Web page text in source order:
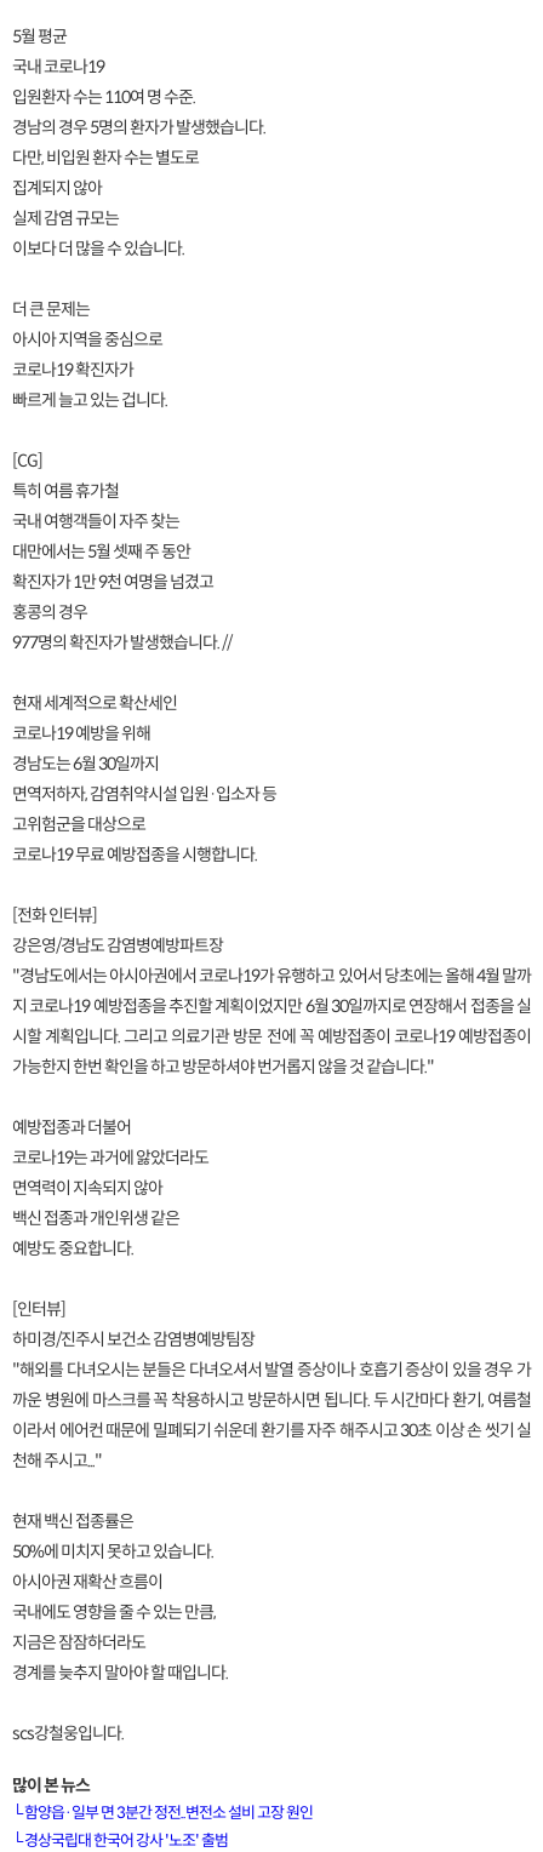
5월 평균
국내 코로나19
입원환자 수는 110여 명 수준.
경남의 경우 5명의 환자가 발생했습니다.
다만, 비입원 환자 수는 별도로
집계되지 않아
실제 감염 규모는
이보다 더 많을 수 있습니다.
더 큰 문제는
아시아 지역을 중심으로
코로나19 확진자가
빠르게 늘고 있는 겁니다.
[CG]
특히 여름 휴가철
국내 여행객들이 자주 찾는
대만에서는 5월 셋째 주 동안
확진자가 1만 9천 여명을 넘겼고
홍콩의 경우
977명의 확진자가 발생했습니다. //
현재 세계적으로 확산세인
코로나19 예방을 위해
경남도는 6월 30일까지
면역저하자, 감염취약시설 입원·입소자 등
고위험군을 대상으로
코로나19 무료 예방접종을 시행합니다.
[전화 인터뷰]
강은영/경남도 감염병예방파트장
"경남도에서는 아시아권에서 코로나19가 유행하고 있어서 당초에는 올해 4월 말까
지 코로나19 예방접종을 추진할 계획이었지만 6월 30일까지로 연장해서 접종을 실
시할 계획입니다. 그리고 의료기관 방문 전에 꼭 예방접종이 코로나19 예방접종이
가능한지 한번 확인을 하고 방문하셔야 번거롭지 않을 것 같습니다."
예방접종과 더불어
코로나19는 과거에 앓았더라도
면역력이 지속되지 않아
백신 접종과 개인위생 같은
예방도 중요합니다.
[인터뷰]
하미경/진주시 보건소 감염병예방팀장
"해외를 다녀오시는 분들은 다녀오셔서 발열 증상이나 호흡기 증상이 있을 경우 가
까운 병원에 마스크를 꼭 착용하시고 방문하시면 됩니다. 두 시간마다 환기, 여름철
이라서 에어컨 때문에 밀폐되기 쉬운데 환기를 자주 해주시고 30초 이상 손 씻기 실
천해 주시고..."
현재 백신 접종률은
50%에 미치지 못하고 있습니다.
아시아권 재확산 흐름이
국내에도 영향을 줄 수 있는 만큼,
지금은 잠잠하더라도
경계를 늦추지 말아야 할 때입니다.
scs강철웅입니다.
많이 본 뉴스
└함양읍·일부 면 3분간 정전..변전소 설비 고장 원인
└경상국립대 한국어 강사 '노조' 출범